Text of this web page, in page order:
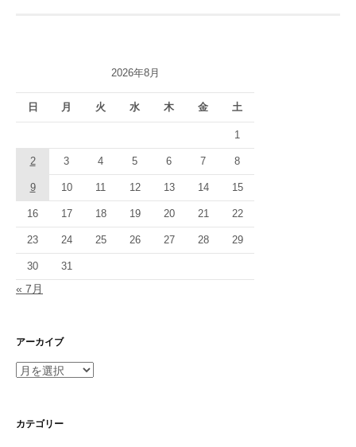
シ
ョ
ン
2026年8月
日 月 火 水 木 金 土
1
2 3 4 5 6 7 8
9 10 11 12 13 14 15
16 17 18 19 20 21 22
23 24 25 26 27 28 29
30 31
« 7月
アーカイブ
ア
イ
カテゴリー